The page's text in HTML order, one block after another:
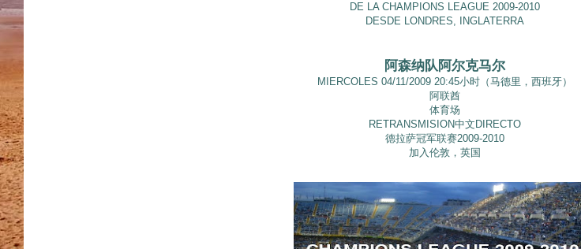
DE LA CHAMPIONS LEAGUE 2009-2010
DESDE LONDRES, INGLATERRA
阿森纳队阿尔克马尔
MIERCOLES 04/11/2009 20:45小时（马德里，西班牙）
阿联酋
体育场
RETRANSMISION中文DIRECTO
德拉萨冠军联赛2009-2010
加入伦敦，英国